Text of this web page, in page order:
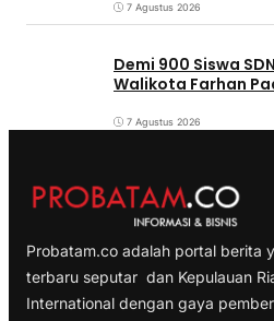
7 Agustus 2026
Demi 900 Siswa
Walikota Farhan
7 Agustus 2026
Probatam.co adalah portal berita
terbaru seputar dan Kepulauan
International dengan gaya